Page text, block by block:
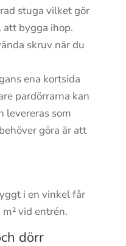
stuga vilket gör
att bygga ihop.
skruv när du
ena kortsida
pardörrarna kan
levereras som
göra är att
i en vinkel får
vid entrén.
dörr